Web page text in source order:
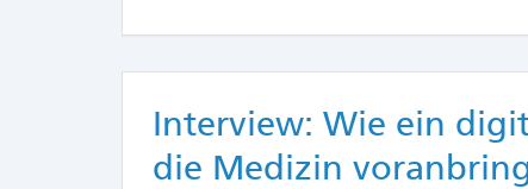
Interview: Wie ein
die Medizin